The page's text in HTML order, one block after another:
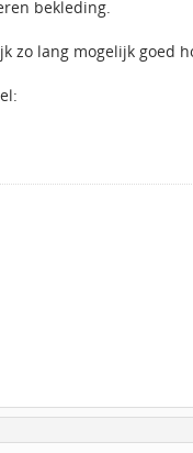
bekleding.
zo lang mogelijk goed